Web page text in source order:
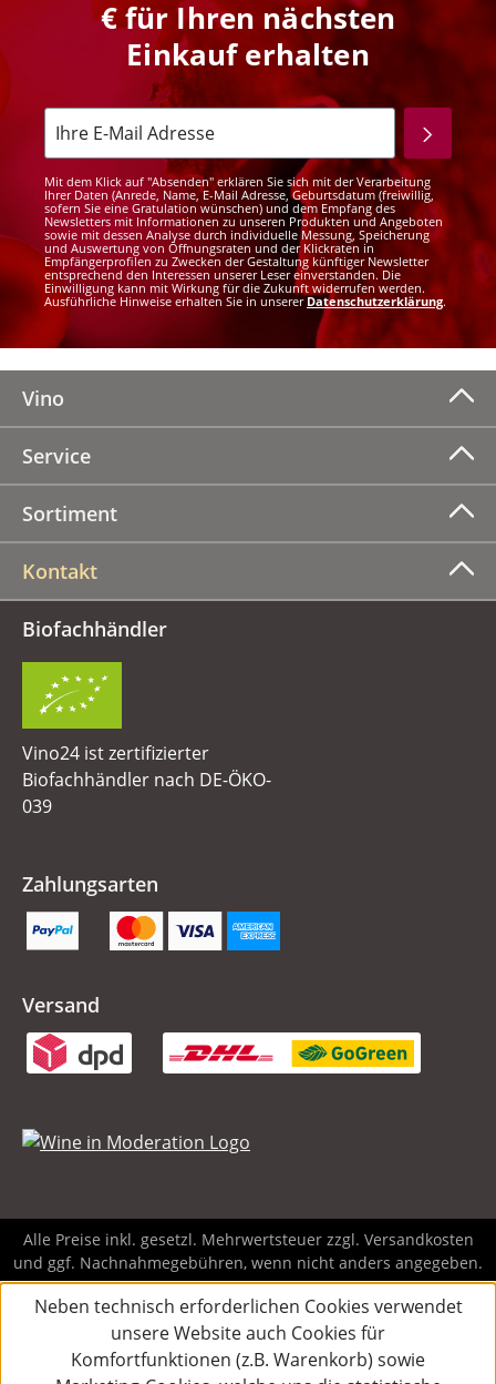
€ für Ihren nächsten
Einkauf erhalten
Mit dem Klick auf "Absenden" erklären Sie sich mit der Verarbeitung
Ihrer Daten (Anrede, Name, E-Mail Adresse, Geburtsdatum (freiwillig,
sofern Sie eine Gratulation wünschen) und dem Empfang des
Newsletters mit Informationen zu unseren Produkten und Angeboten
sowie mit dessen Analyse durch individuelle Messung, Speicherung
und Auswertung von Öffnungsraten und der Klickraten in
Empfängerprofilen zu Zwecken der Gestaltung künftiger Newsletter
entsprechend den Interessen unserer Leser einverstanden. Die
Einwilligung kann mit Wirkung für die Zukunft widerrufen werden.
Ausführliche Hinweise erhalten Sie in unsererDatenschutzerklärung.
Vino
Service
Sortiment
Kontakt
Biofachhändler
Vino24 ist zertifizierter
Biofachhändler nach DE-ÖKO-
039
Zahlungsarten
Versand
Alle Preise inkl. gesetzl. Mehrwertsteuer zzgl. Versandkosten
und ggf. Nachnahmegebühren, wenn nicht anders angegeben.
Neben technisch erforderlichen Cookies verwendet
unsere Website auch Cookies für
Komfortfunktionen (z.B. Warenkorb) sowie